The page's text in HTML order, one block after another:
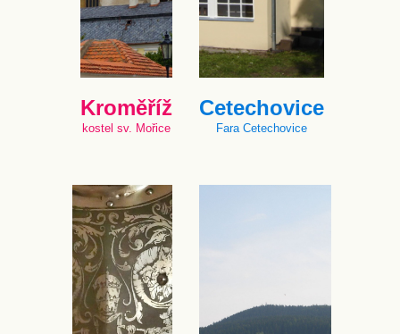
Kroměříž
kostel sv. Mořice
Cetechovice
Fara Cetechovice